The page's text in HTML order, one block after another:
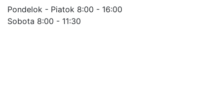
Pondelok - Piatok 8:00 - 16:00
Sobota 8:00 - 11:30